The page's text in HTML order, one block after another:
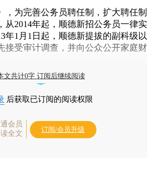
为完善公务员聘任制，扩大聘任制
从2014年起，顺德新招公务员一律实
年1月1日起，顺德新提拔的副科级以
接受审计调查，并向公众公开家庭财
文共计0字 订阅后继续阅读
后获取已订阅的阅读权限
会员
全文
订阅/会员升级